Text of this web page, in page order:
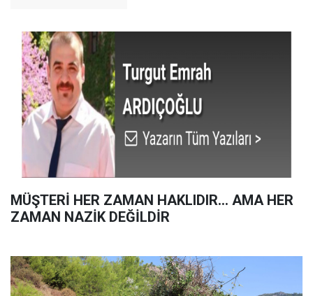
MÜŞTERİ HER ZAMAN HAKLIDIR… AMA HER
ZAMAN NAZİK DEĞİLDİR